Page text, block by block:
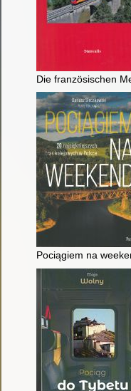
Die französischen
Pociągiem na